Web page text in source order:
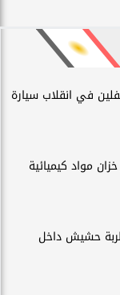
في انقلاب سيارة
مواد كيميائية
بحوزته 75 طربة حشيش داخل